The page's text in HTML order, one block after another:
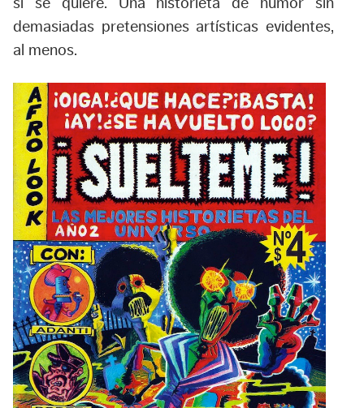
demasiadas pretensiones artísticas evidentes,
al menos.